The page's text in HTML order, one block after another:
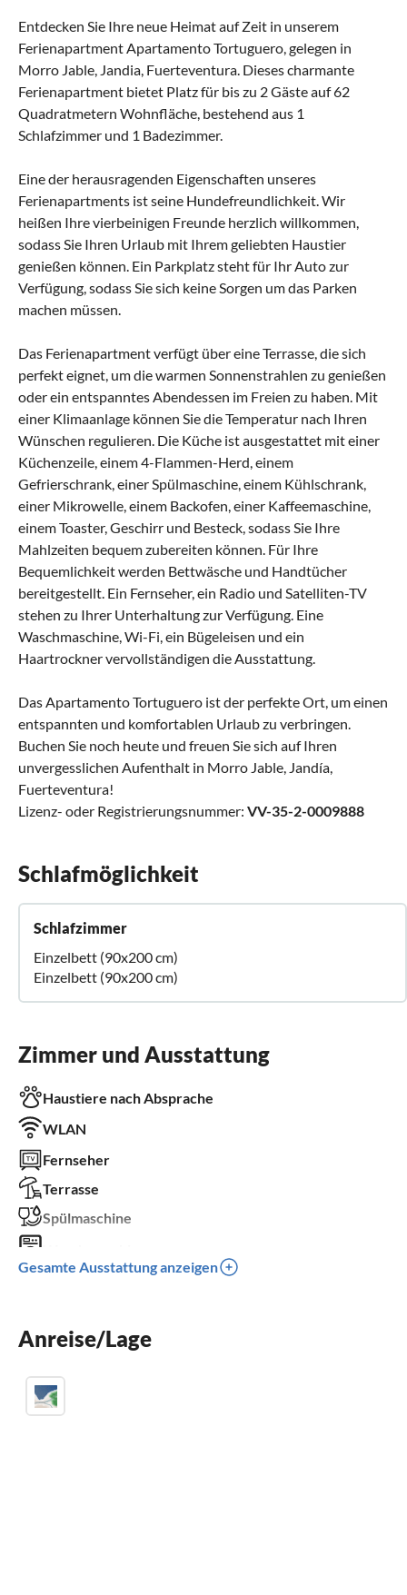
Entdecken Sie Ihre neue Heimat auf Zeit in unserem
Ferienapartment Apartamento Tortuguero, gelegen in
Morro Jable, Jandia, Fuerteventura. Dieses charmante
Ferienapartment bietet Platz für bis zu 2 Gäste auf 62
Quadratmetern Wohnfläche, bestehend aus 1
Schlafzimmer und 1 Badezimmer.
Eine der herausragenden Eigenschaften unseres
Ferienapartments ist seine Hundefreundlichkeit. Wir
heißen Ihre vierbeinigen Freunde herzlich willkommen,
sodass Sie Ihren Urlaub mit Ihrem geliebten Haustier
genießen können. Ein Parkplatz steht für Ihr Auto zur
Verfügung, sodass Sie sich keine Sorgen um das Parken
machen müssen.
Das Ferienapartment verfügt über eine Terrasse, die sich
perfekt eignet, um die warmen Sonnenstrahlen zu genießen
oder ein entspanntes Abendessen im Freien zu haben. Mit
einer Klimaanlage können Sie die Temperatur nach Ihren
Wünschen regulieren. Die Küche ist ausgestattet mit einer
Küchenzeile, einem 4-Flammen-Herd, einem
Gefrierschrank, einer Spülmaschine, einem Kühlschrank,
einer Mikrowelle, einem Backofen, einer Kaffeemaschine,
einem Toaster, Geschirr und Besteck, sodass Sie Ihre
Mahlzeiten bequem zubereiten können. Für Ihre
Bequemlichkeit werden Bettwäsche und Handtücher
bereitgestellt. Ein Fernseher, ein Radio und Satelliten-TV
stehen zu Ihrer Unterhaltung zur Verfügung. Eine
Waschmaschine, Wi-Fi, ein Bügeleisen und ein
Haartrockner vervollständigen die Ausstattung.
Das Apartamento Tortuguero ist der perfekte Ort, um einen
entspannten und komfortablen Urlaub zu verbringen.
Buchen Sie noch heute und freuen Sie sich auf Ihren
unvergesslichen Aufenthalt in Morro Jable, Jandía,
Fuerteventura!
Lizenz- oder Registrierungsnummer: VV-35-2-0009888
Schlafmöglichkeit
Schlafzimmer
Einzelbett (90x200 cm)
Einzelbett (90x200 cm)
Zimmer und Ausstattung
Haustiere nach Absprache
WLAN
Fernseher
Terrasse
Spülmaschine
Kinder willkommen
Gesamte Ausstattung anzeigen
Anreise/Lage